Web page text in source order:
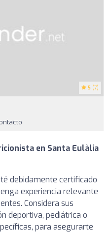
5 (7)
en Santa Eulàlia
debidamente certificado
experiencia relevante
Considera sus
deportiva, pediátrica o
para asegurarte